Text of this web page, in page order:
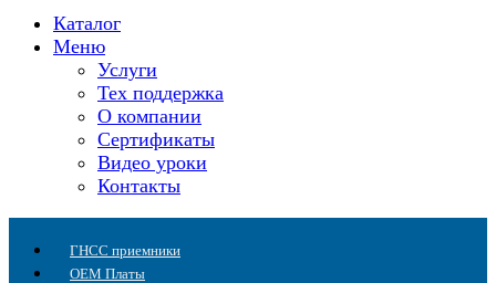
Каталог
Меню
Услуги
Тех поддержка
О компании
Сертификаты
Видео уроки
Контакты
ГНСС приемники
OEM Платы